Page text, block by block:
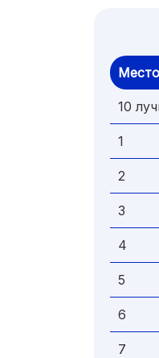
Место
10
1
2
3
4
5
6
7